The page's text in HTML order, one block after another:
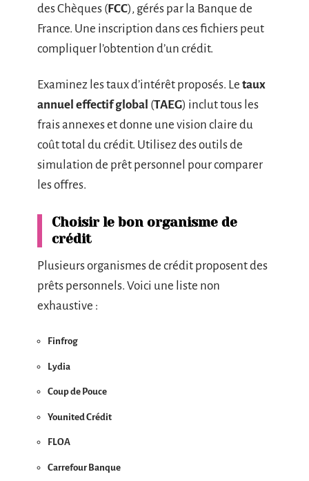
des Chèques (FCC), gérés par la Banque de
France. Une inscription dans ces fichiers peut
compliquer l’obtention d’un crédit.
Examinez les taux d’intérêt proposés. Le taux
annuel effectif global (TAEG) inclut tous les
frais annexes et donne une vision claire du
coût total du crédit. Utilisez des outils de
simulation de prêt personnel pour comparer
les offres.
Choisir le bon organisme de
crédit
Plusieurs organismes de crédit proposent des
prêts personnels. Voici une liste non
exhaustive :
Finfrog
Lydia
Coup de Pouce
Younited Crédit
FLOA
Carrefour Banque